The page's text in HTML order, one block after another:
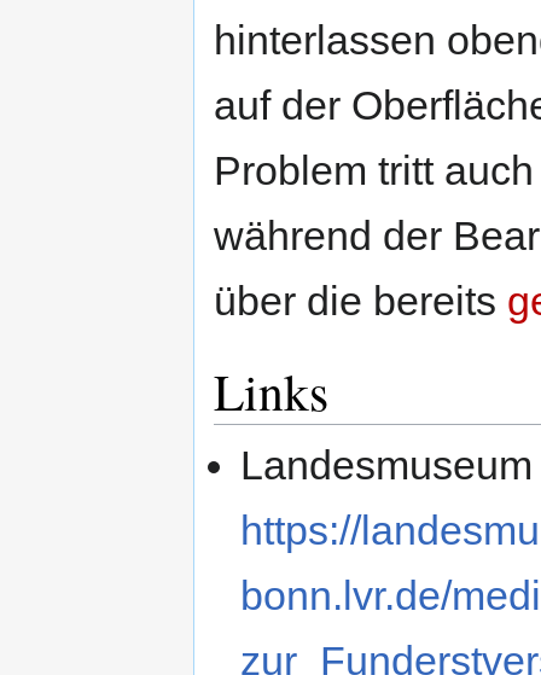
hinterlassen
auf der
Problem tritt
während der
über die bereits
Links
https://
bonn.lvr.de/